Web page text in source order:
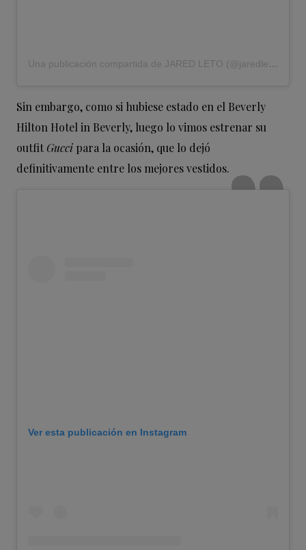
Una publicación compartida de JARED LETO (@jaredleto)
Sin embargo, como si hubiese estado en el Beverly
Hilton Hotel in Beverly, luego lo vimos estrenar su
outfit Gucci para la ocasión, que lo dejó
definitivamente entre los mejores vestidos.
Ver esta publicación en Instagram